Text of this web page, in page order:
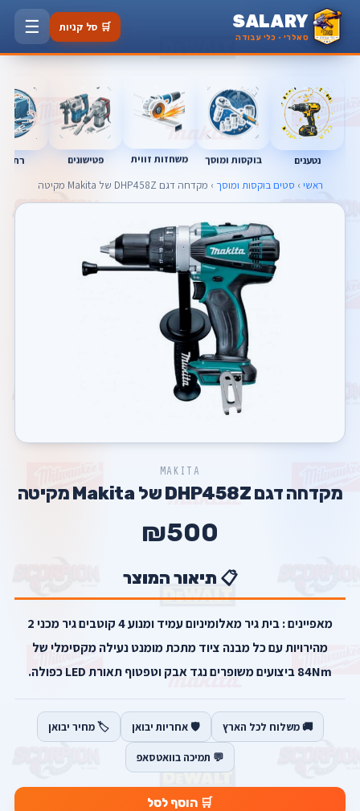
SALARY
סאלרי · כלי עבודה
🛒 סל קניות ☰
נטענים בוקסות ומוסך משחזות זווית פטישונים
ראשי › סטים בוקסות ומוסך › מקדחה דגם DHP458Z של Makita מקיטה
MAKITA
מקדחה דגם DHP458Z של Makita מקיטה
₪500
📋 תיאור המוצר
מאפיינים : בית גיר מאלומיניום עמיד ומנוע 4 קוטבים גיר מכני 2
מהירויות עם כל מבנה ציוד מתכת מומנט נעילה מקסימלי של
84Nm ביצועים משופרים נגד אבק וטפטוף תאורת LED כפולה.
🚚 משלוח לכל הארץ 🛡️ אחריות יבואן 🏷️ מחיר יבואן
💬 תמיכה בוואטסאפ
🛒 הוסף לסל